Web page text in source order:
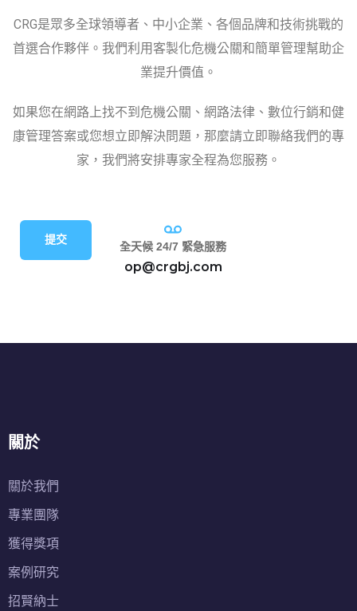
CRG是眾多全球領導者、中小企業、各個品牌和技術挑戰的
首選合作夥伴。我們利用客製化危機公關和簡單管理幫助企
業提升價值。
如果您在網路上找不到危機公關、網路法律、數位行銷和健
康管理答案或您想立即解決問題，那麼請立即聯絡我們的專
家，我們將安排專家全程為您服務。
提交 全天候 24/7 緊急服務
op@crgbj.com
關於
關於我們
專業團隊
獲得獎項
案例研究
招賢納士